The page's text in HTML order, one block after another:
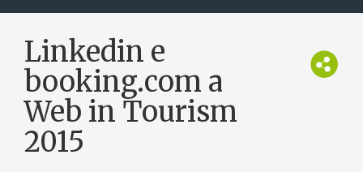
Linkedin e
booking.com a
Web in Tourism
2015